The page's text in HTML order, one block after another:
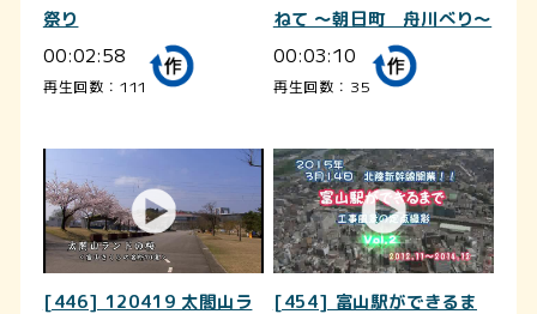
祭り
00:02:58
再生回数：111
ねて ～朝日町 舟川べり～
00:03:10
再生回数：35
[446] 120419 太閤山ラ
[454] 富山駅ができるま